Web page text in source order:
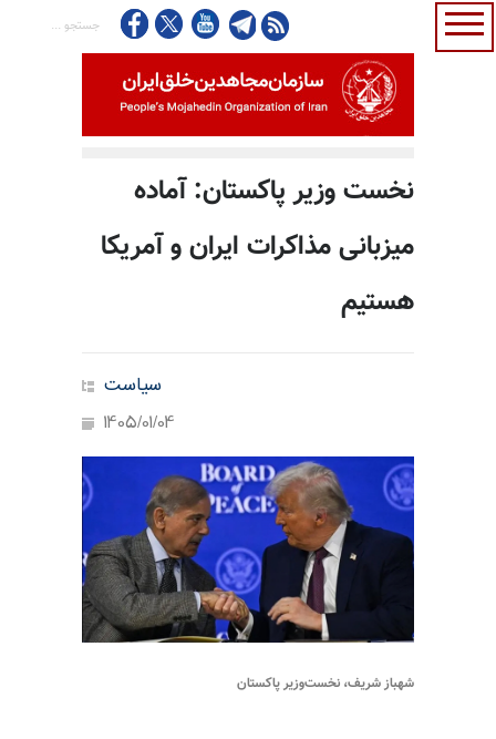
نخست وزیر پاکستان: آماده
میزبانی مذاکرات ایران و آمریکا
هستیم
سیاست
1405/01/04
شهباز شریف، نخست‌وزیر پاکستان